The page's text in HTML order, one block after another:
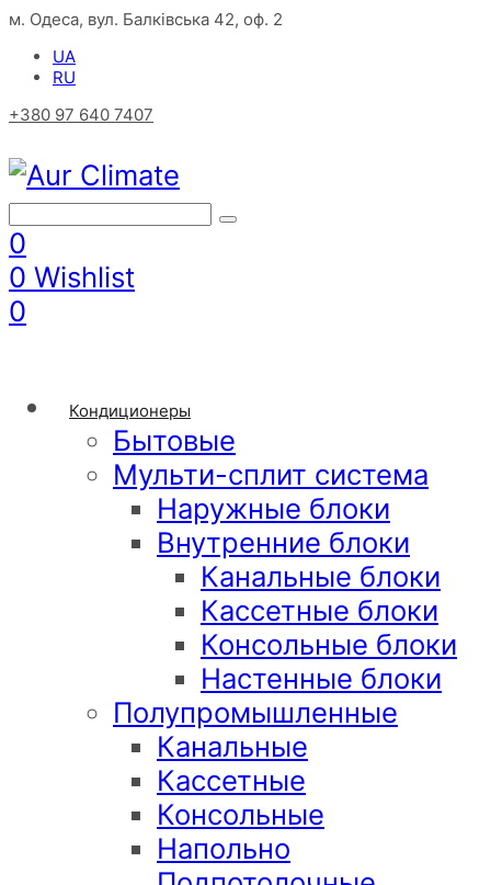
м. Одеса, вул. Балківська 42, оф. 2
UA
RU
+380 97 640 7407
0
0 Wishlist
0
Кондиционеры
Бытовые
Мульти-сплит система
Наружные блоки
Внутренние блоки
Канальные блоки
Кассетные блоки
Консольные блоки
Настенные блоки
Полупромышленные
Канальные
Кассетные
Консольные
Напольно